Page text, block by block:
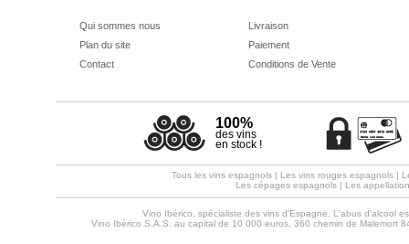
Qui sommes nous
Plan du site
Contact
Livraison
Paiement
Conditions de Vente
100%
des vins
en stock !
Tous les vins espagnols | Les vins rouges espagnols |
Les cépages espagnols| Les
Vino Ibérico, spécialiste des vins d'Espagne. L'abus d'alcool
Vino Ibérico S.A.S. au capital de 10 000 euros, 360 chemin de Malemort